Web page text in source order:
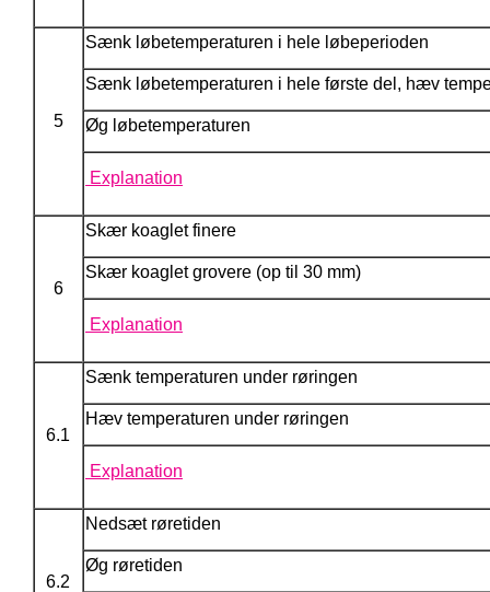
5
Sænk løbetemperaturen i hele løbeperioden
Sænk løbetemperaturen i hele første del, hæv
Øg løbetemperaturen
Explanation
6
Skær koaglet finere
Skær koaglet grovere (op til 30 mm)
Explanation
6.1
Sænk temperaturen under røringen
Hæv temperaturen under røringen
Explanation
6.2
Nedsæt røretiden
Øg røretiden